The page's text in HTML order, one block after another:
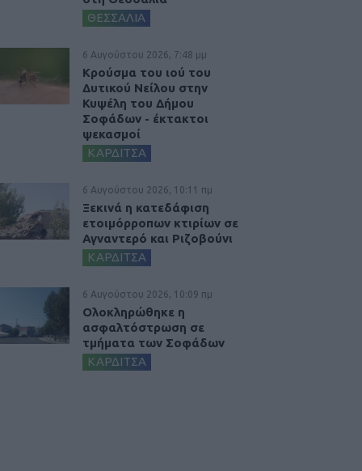
ΘΕΣΣΑΛΙΑ
6 Αυγούστου 2026, 7:48 μμ
Κρούσμα του ιού του
Δυτικού Νείλου στην
Κυψέλη του Δήμου
Σοφάδων - έκτακτοι
ψεκασμοί
ΚΑΡΔΙΤΣΑ
6 Αυγούστου 2026, 10:11 πμ
Ξεκινά η κατεδάφιση
ετοιμόρροπων κτιρίων σε
Αγναντερό και Ριζοβούνι
ΚΑΡΔΙΤΣΑ
6 Αυγούστου 2026, 10:09 πμ
Ολοκληρώθηκε η
ασφαλτόστρωση σε
τμήματα των Σοφάδων
ΚΑΡΔΙΤΣΑ